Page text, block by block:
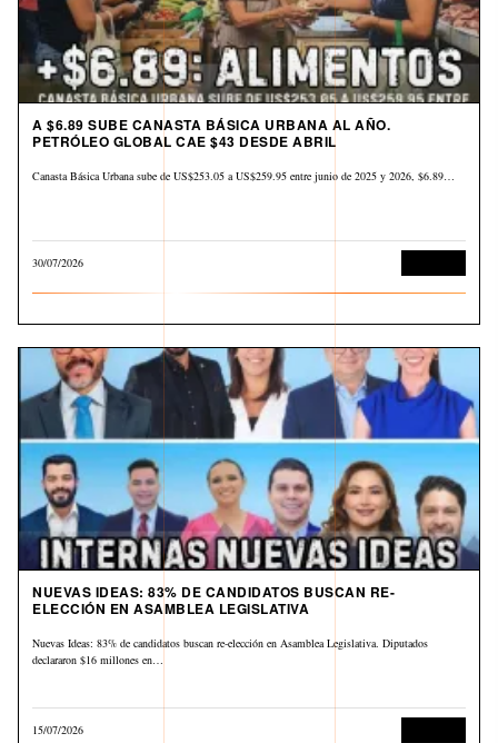
A $6.89 SUBE CANASTA BÁSICA URBANA AL AÑO.
PETRÓLEO GLOBAL CAE $43 DESDE ABRIL
Canasta Básica Urbana sube de US$253.05 a US$259.95 entre junio de 2025 y 2026, $6.89…
30/07/2026
NUEVAS IDEAS: 83% DE CANDIDATOS BUSCAN RE-
ELECCIÓN EN ASAMBLEA LEGISLATIVA
Nuevas Ideas: 83% de candidatos buscan re-elección en Asamblea Legislativa. Diputados
declararon $16 millones en…
15/07/2026